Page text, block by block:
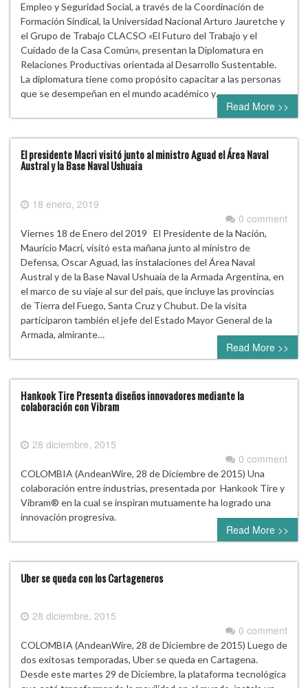
Empleo y Seguridad Social, a través de la Coordinación de
Formación Sindical, la Universidad Nacional Arturo Jauretche y
el Grupo de Trabajo CLACSO «El Futuro del Trabajo y el
Cuidado de la Casa Común», presentan la Diplomatura en
Relaciones Productivas orientada al Desarrollo Sustentable.
La diplomatura tiene como propósito capacitar a las personas
que se desempeñan en el mundo académico y…
Read More >>
El presidente Macri visitó junto al ministro Aguad el Área Naval
Austral y la Base Naval Ushuaia
18 enero, 2019
0 comment
Viernes 18 de Enero del 2019 El Presidente de la Nación,
Mauricio Macri, visitó esta mañana junto al ministro de
Defensa, Oscar Aguad, las instalaciones del Área Naval
Austral y de la Base Naval Ushuaia de la Armada Argentina, en
el marco de su viaje al sur del país, que incluye las provincias
de Tierra del Fuego, Santa Cruz y Chubut. De la visita
participaron también el jefe del Estado Mayor General de la
Armada, almirante…
Read More >>
Hankook Tire Presenta diseños innovadores mediante la
colaboración con Vibram
28 diciembre, 2015
0 comment
COLOMBIA (AndeanWire, 28 de Diciembre de 2015) Una
colaboración entre industrias, presentada por Hankook Tire y
Vibram® en la cual se inspiran mutuamente ha logrado una
innovación progresiva.
Read More >>
Uber se queda con los Cartageneros
28 diciembre, 2015
0 comment
COLOMBIA (AndeanWire, 28 de Diciembre de 2015) Luego de
dos exitosas temporadas, Uber se queda en Cartagena.
Desde este martes 29 de Diciembre, la plataforma tecnológica